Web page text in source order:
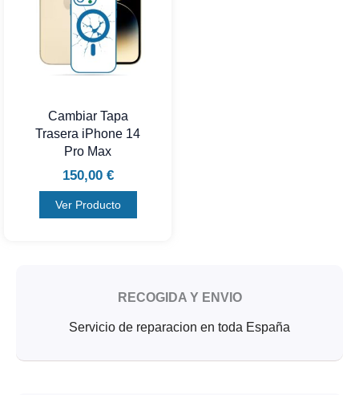
Cambiar Tapa
Trasera iPhone 14
Pro Max
150,00 €
Ver Producto
RECOGIDA Y ENVIO
Servicio de reparacion en toda España